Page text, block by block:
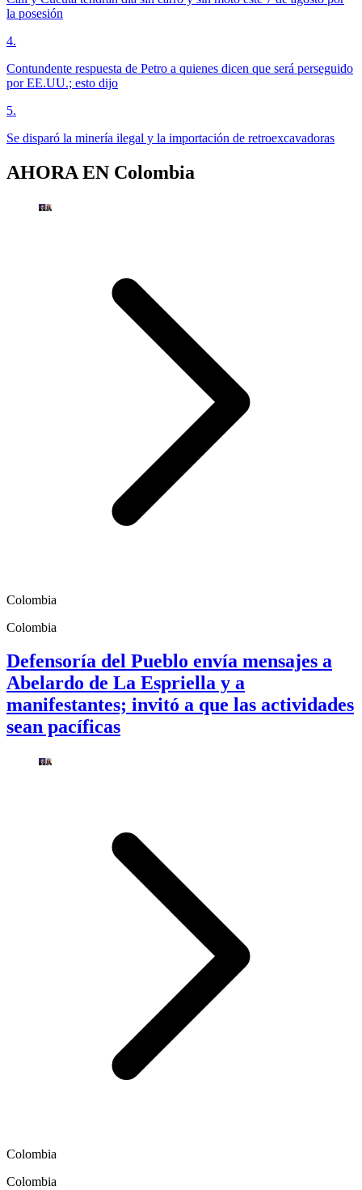
la posesión
4.
Contundente respuesta de Petro a quienes dicen que será perseguido
por EE.UU.; esto dijo
5.
Se disparó la minería ilegal y la importación de retroexcavadoras
AHORA EN Colombia
Colombia
Colombia
Defensoría del Pueblo envía mensajes a
Abelardo de La Espriella y a
manifestantes; invitó a que las actividades
sean pacíficas
Colombia
Colombia